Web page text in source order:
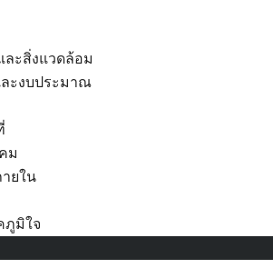
ะสิ่งแวดล้อม
ะงบประมาณ
ม
ยใน
ภูมิใจ
ศิลา 90/338